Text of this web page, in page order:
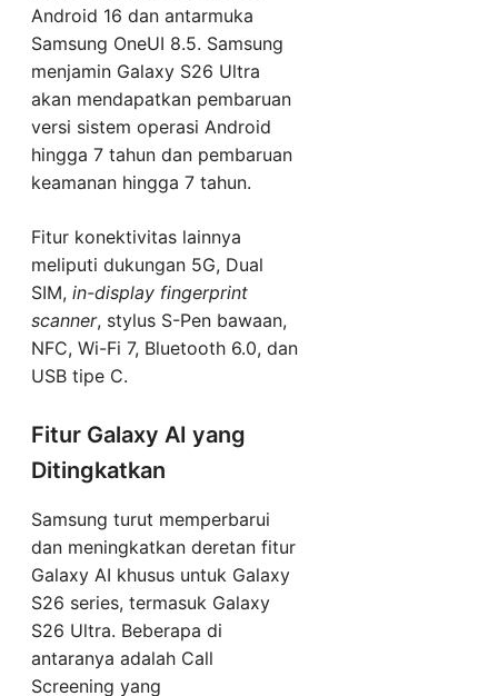
Android 16 dan antarmuka
Samsung OneUI 8.5. Samsung
menjamin Galaxy S26 Ultra
akan mendapatkan pembaruan
versi sistem operasi Android
hingga 7 tahun dan pembaruan
keamanan hingga 7 tahun.
Fitur konektivitas lainnya
meliputi dukungan 5G, Dual
SIM, in-display fingerprint
scanner, stylus S-Pen bawaan,
NFC, Wi-Fi 7, Bluetooth 6.0, dan
USB tipe C.
Fitur Galaxy AI yang
Ditingkatkan
Samsung turut memperbarui
dan meningkatkan deretan fitur
Galaxy AI khusus untuk Galaxy
S26 series, termasuk Galaxy
S26 Ultra. Beberapa di
antaranya adalah Call
Screening yang